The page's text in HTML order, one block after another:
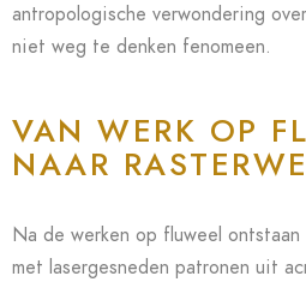
antropologische verwondering
niet weg te denken fenomeen.
VAN WERK OP
NAAR
Na de werken op fluweel
met lasergesneden patronen uit